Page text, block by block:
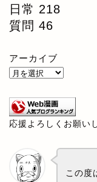
日常 218
質問 46
アーカイブ
応援よろしくお願い
この度